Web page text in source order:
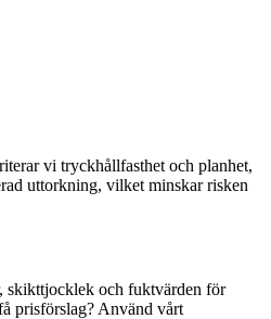
vi tryckhållfasthet och planhet,
uttorkning, vilket minskar risken
skikttjocklek och fuktvärden för
prisförslag? Använd vårt